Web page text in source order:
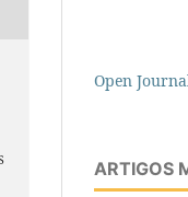
Open
ARTIGOS